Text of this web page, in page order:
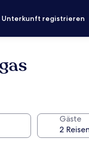
Unterkunft registrieren
Gäste